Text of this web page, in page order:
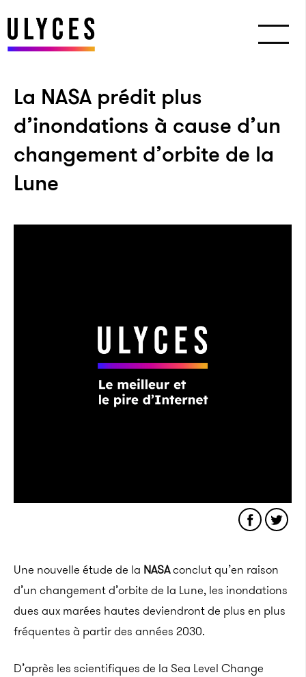
La NASA prédit plus
d’inondations à cause d’un
changement d’orbite de la
Lune
Une nouvelle étude de la NASAconclut qu’en raison
d’un changement d’orbite de la Lune, les inondations
dues aux marées hautes deviendront de plus en plus
fréquentes à partir des années 2030.
D’après les scientifiques de la Sea Level Change